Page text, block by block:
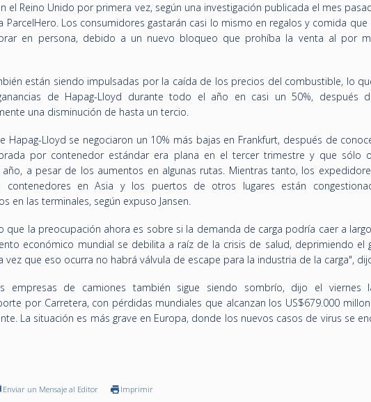
el Reino Unido por primera vez, según una investigación publicada el mes
ParcelHero. Los consumidores gastarán casi lo mismo en regalos y comida que
en persona, debido a un nuevo bloqueo que prohíba la venta al por
están siendo impulsadas por la caída de los precios del combustible, lo
de Hapag-Lloyd durante todo el año en casi un 50%, después
una disminución de hasta un tercio.
Hapag-Lloyd se negociaron un 10% más bajas en Frankfurt, después de
por contenedor estándar era plana en el tercer trimestre y que sólo
año, a pesar de los aumentos en algunas rutas. Mientras tanto, los
contenedores en Asia y los puertos de otros lugares están
en las terminales, según expuso Jansen.
que la preocupación ahora es sobre si la demanda de carga podría caer a
económico mundial se debilita a raíz de la crisis de salud, deprimiendo el
vez que eso ocurra no habrá válvula de escape para la industria de la carga",
empresas de camiones también sigue siendo sombrío, dijo el viernes
por Carretera, con pérdidas mundiales que alcanzan los US$679.000
La situación es más grave en Europa, donde los nuevos casos de virus se
Enviar un Mensaje al Editor Imprimir